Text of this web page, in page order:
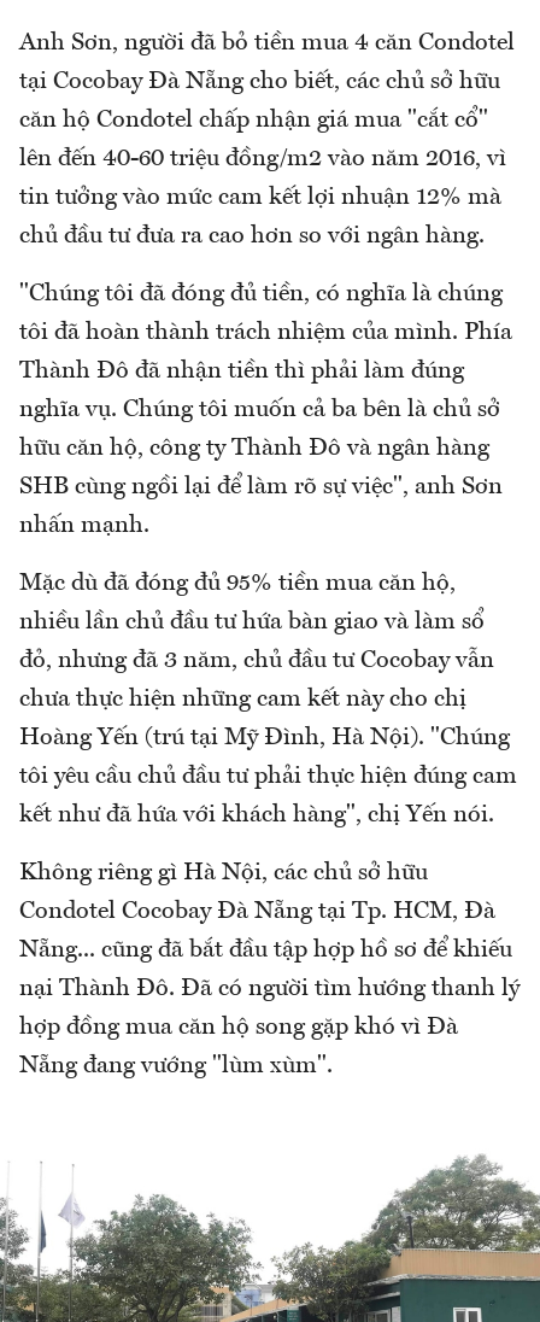
Anh Sơn, người đã bỏ tiền mua 4 căn Condotel
tại Cocobay Đà Nẵng cho biết, các chủ sở hữu
căn hộ Condotel chấp nhận giá mua "cắt cổ"
lên đến 40-60 triệu đồng/m2 vào năm 2016, vì
tin tưởng vào mức cam kết lợi nhuận 12% mà
chủ đầu tư đưa ra cao hơn so với ngân hàng.
"Chúng tôi đã đóng đủ tiền, có nghĩa là chúng
tôi đã hoàn thành trách nhiệm của mình. Phía
Thành Đô đã nhận tiền thì phải làm đúng
nghĩa vụ. Chúng tôi muốn cả ba bên là chủ sở
hữu căn hộ, công ty Thành Đô và ngân hàng
SHB cùng ngồi lại để làm rõ sự việc", anh Sơn
nhấn mạnh.
Mặc dù đã đóng đủ 95% tiền mua căn hộ,
nhiều lần chủ đầu tư hứa bàn giao và làm sổ
đỏ, nhưng đã 3 năm, chủ đầu tư Cocobay vẫn
chưa thực hiện những cam kết này cho chị
Hoàng Yến (trú tại Mỹ Đình, Hà Nội). "Chúng
tôi yêu cầu chủ đầu tư phải thực hiện đúng cam
kết như đã hứa với khách hàng", chị Yến nói.
Không riêng gì Hà Nội, các chủ sở hữu
Condotel Cocobay Đà Nẵng tại Tp. HCM, Đà
Nẵng... cũng đã bắt đầu tập hợp hồ sơ để khiếu
nại Thành Đô. Đã có người tìm hướng thanh lý
hợp đồng mua căn hộ song gặp khó vì Đà
Nẵng đang vướng "lùm xùm".